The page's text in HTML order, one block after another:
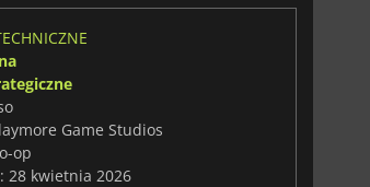
Game Studios
op
28 kwietnia 2026